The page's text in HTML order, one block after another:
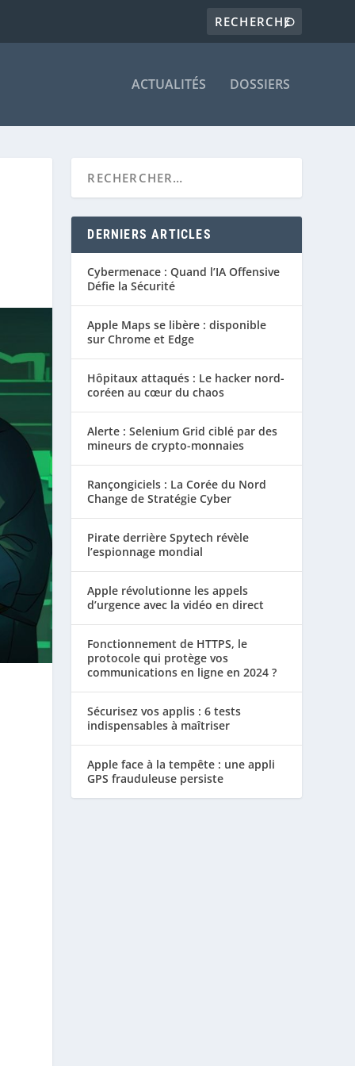
ACTUALITÉS DOSSIERS
DERNIERS ARTICLES
Cybermenace : Quand l’IA Offensive
Défie la Sécurité
Apple Maps se libère : disponible
sur Chrome et Edge
Hôpitaux attaqués : Le hacker nord-
coréen au cœur du chaos
Alerte : Selenium Grid ciblé par des
mineurs de crypto-monnaies
Rançongiciels : La Corée du Nord
Change de Stratégie Cyber
Pirate derrière Spytech révèle
l’espionnage mondial
Apple révolutionne les appels
d’urgence avec la vidéo en direct
Fonctionnement de HTTPS, le
protocole qui protège vos
communications en ligne en 2024 ?
Sécurisez vos applis : 6 tests
indispensables à maîtriser
Apple face à la tempête : une appli
GPS frauduleuse persiste